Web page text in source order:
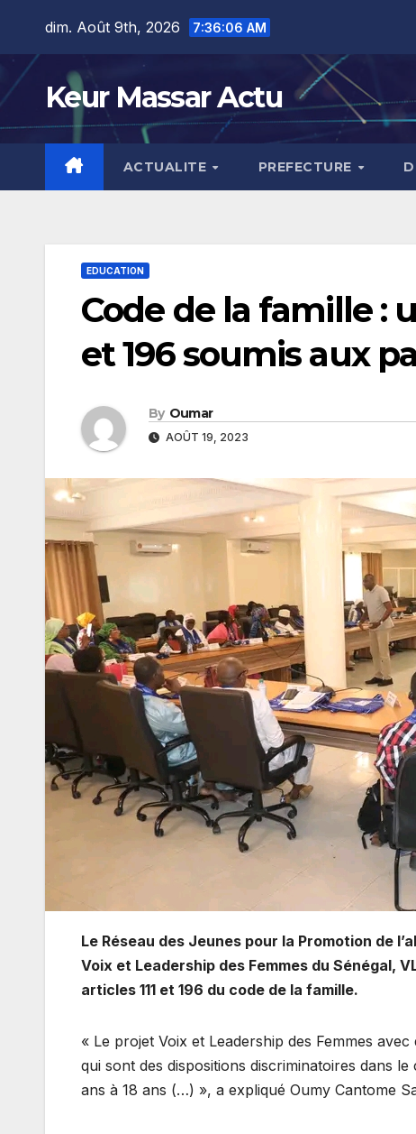
content
dim. Août 9th, 2026 7:36:07 AM
Keur Massar Actu
ACTUALITE PREFECTURE
EDUCATION
Code de la famille :
et 196 soumis aux
By Oumar
AOÛT 19, 2023
Le Réseau des Jeunes pour la Promotion de
Voix et Leadership des Femmes du Sénégal,
articles 111 et 196 du code de la famille.
« Le projet Voix et Leadership des Femmes
qui sont des dispositions discriminatoires dans
ans à 18 ans (…) », a expliqué Oumy Cantome